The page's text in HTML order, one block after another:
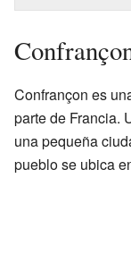
Confrançon es
parte de Francia.
una pequeña
pueblo se ubica